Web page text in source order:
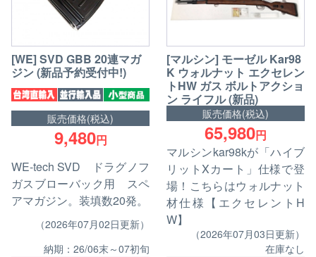
[WE] SVD GBB 20連マガ
ジン (新品予約受付中!)
販売価格(税込)
9,480円
WE-tech SVD ドラグノフ
ガスブローバック用 スペ
アマガジン。装填数20発。
（2026年07月02日更新）
納期：26/06末～07初旬
[マルシン] モーゼル Kar98
K ウォルナット エクセレン
トHW ガス ボルトアクショ
ン ライフル (新品)
販売価格(税込)
65,980円
マルシンkar98kが「ハイブ
リットXカート」仕様で登
場！こちらはウォルナット
材仕様【エクセレントH
W】
（2026年07月03日更新）
在庫なし